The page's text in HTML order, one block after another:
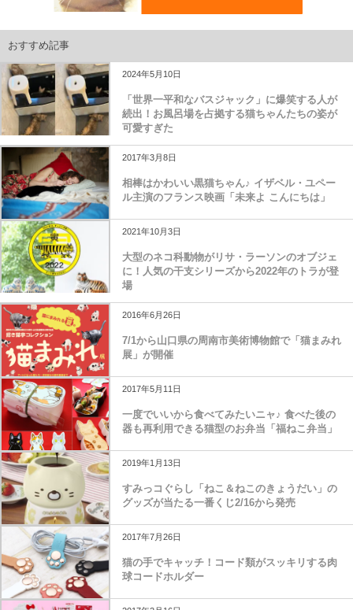
おすすめ記事
2024年5月10日
「世界一平和なバスジャック」に爆笑する人が
続出！お風呂場を占拠する猫ちゃんたちの姿が
可愛すぎた
2017年3月8日
相棒はかわいい黒猫ちゃん♪ イザベル・ユペー
ル主演のフランス映画「未来よ こんにちは」
2021年10月3日
大型のネコ科動物がリサ・ラーソンのオブジェ
に！人気の干支シリーズから2022年のトラが登
場
2016年6月26日
7/1から山口県の周南市美術博物館で「猫まみれ
展」が開催
2017年5月11日
一度でいいから食べてみたいニャ♪ 食べた後の
器も再利用できる猫型のお弁当「福ねこ弁当」
2019年1月13日
すみっコぐらし「ねこ＆ねこのきょうだい」の
グッズが当たる一番くじ2/16から発売
2017年7月26日
猫の手でキャッチ！コード類がスッキリする肉
球コードホルダー